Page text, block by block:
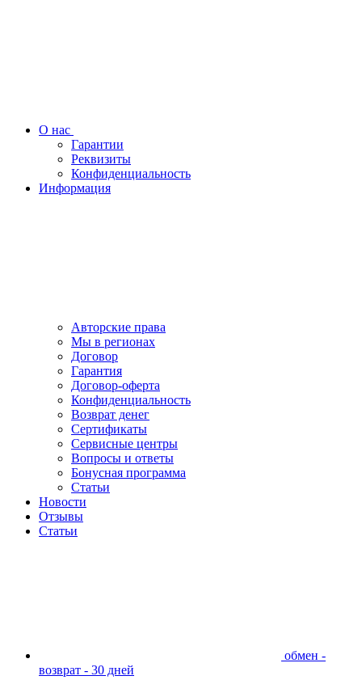
О нас
Гарантии
Реквизиты
Конфиденциальность
Информация
Авторские права
Мы в регионах
Договор
Гарантия
Договор-оферта
Конфиденциальность
Возврат денег
Сертификаты
Сервисные центры
Вопросы и ответы
Бонусная программа
Статьи
Новости
Отзывы
Статьи
обмен -
возврат - 30 дней